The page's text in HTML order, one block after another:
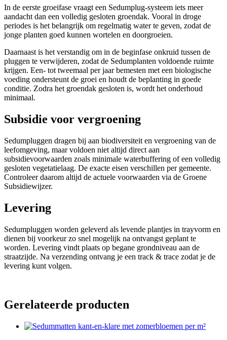
In de eerste groeifase vraagt een Sedumplug-systeem iets meer
aandacht dan een volledig gesloten groendak. Vooral in droge
periodes is het belangrijk om regelmatig water te geven, zodat de
jonge planten goed kunnen wortelen en doorgroeien.
Daarnaast is het verstandig om in de beginfase onkruid tussen de
pluggen te verwijderen, zodat de Sedumplanten voldoende ruimte
krijgen. Een- tot tweemaal per jaar bemesten met een biologische
voeding ondersteunt de groei en houdt de beplanting in goede
conditie. Zodra het groendak gesloten is, wordt het onderhoud
minimaal.
Subsidie voor vergroening
Sedumpluggen dragen bij aan biodiversiteit en vergroening van de
leefomgeving, maar voldoen niet altijd direct aan
subsidievoorwaarden zoals minimale waterbuffering of een volledig
gesloten vegetatielaag. De exacte eisen verschillen per gemeente.
Controleer daarom altijd de actuele voorwaarden via de Groene
Subsidiewijzer.
Levering
Sedumpluggen worden geleverd als levende plantjes in trayvorm en
dienen bij voorkeur zo snel mogelijk na ontvangst geplant te
worden. Levering vindt plaats op begane grondniveau aan de
straatzijde. Na verzending ontvang je een track & trace zodat je de
levering kunt volgen.
Gerelateerde producten